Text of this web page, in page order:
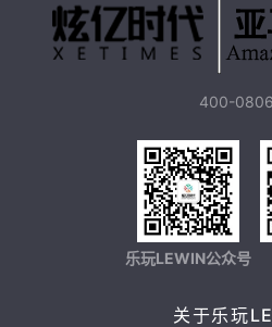
400-
乐玩LEWIN公众号
关于乐玩